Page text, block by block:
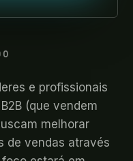
e profissionais
(que vendem
melhorar
de vendas através